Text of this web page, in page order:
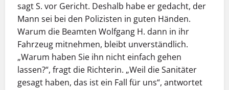
sagt S. vor Gericht. Deshalb habe er gedacht, der
Mann sei bei den Polizisten in guten Händen.
Warum die Beamten Wolfgang H. dann in ihr
Fahrzeug mitnehmen, bleibt unverständlich.
„Warum haben Sie ihn nicht einfach gehen
lassen?“, fragt die Richterin. „Weil die Sanitäter
gesagt haben, das ist ein Fall für uns“, antwortet